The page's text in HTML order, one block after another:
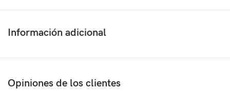
Información adicional
Opiniones de los clientes